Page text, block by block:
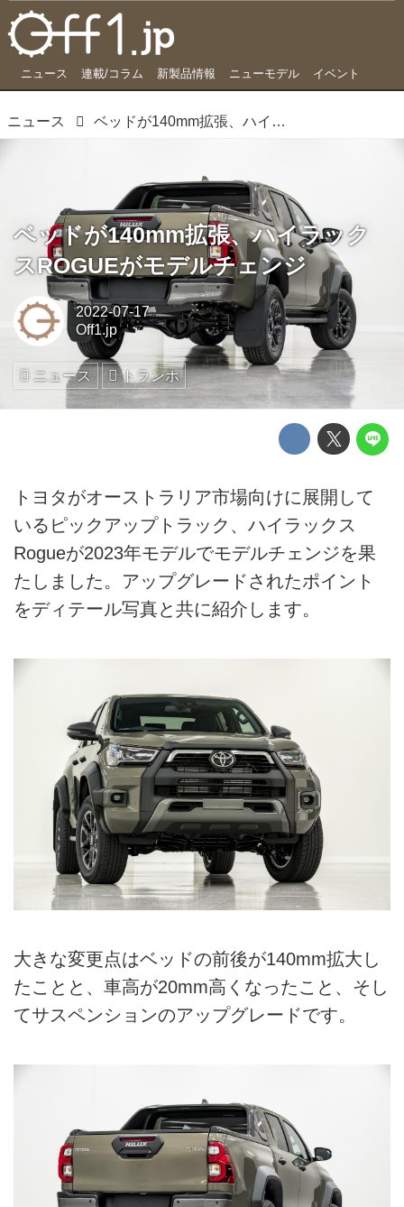
ニュース 連載/コラム 新製品情報 ニューモデル イベント
ニュース ベッドが140mm拡張、ハイラックスROGUEがモデルチェンジ
ベッドが140mm拡張、ハイラック
スROGUEがモデルチェンジ
2022-07-17
Off1.jp
ニュース トランポ
トヨタがオーストラリア市場向けに展開して
いるピックアップトラック、ハイラックス
Rogueが2023年モデルでモデルチェンジを果
たしました。アップグレードされたポイント
をディテール写真と共に紹介します。
大きな変更点はベッドの前後が140mm拡大し
たことと、車高が20mm高くなったこと、そし
てサスペンションのアップグレードです。